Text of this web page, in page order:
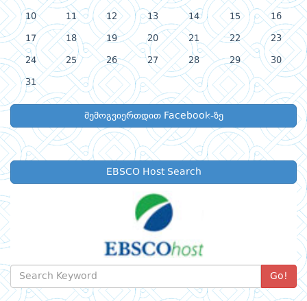
10 11 12 13 14 15 16
17 18 19 20 21 22 23
24 25 26 27 28 29 30
31
შემოგვიერთდით Facebook-ზე
EBSCO Host Search
Go!